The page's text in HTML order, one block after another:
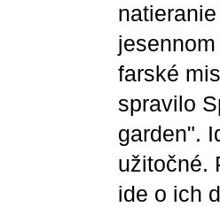
farské
spravilo
garden".
užitočné.
ide o ich